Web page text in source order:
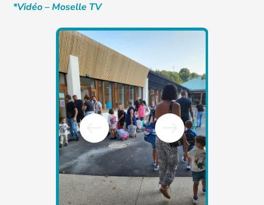
*Vidéo – Moselle TV